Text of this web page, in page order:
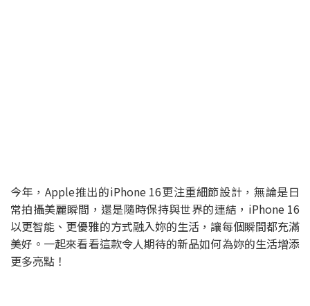
今年，Apple推出的iPhone 16更注重細節設計，無論是日
常拍攝美麗瞬間，還是隨時保持與世界的連結，iPhone 16
以更智能、更優雅的方式融入妳的生活，讓每個瞬間都充滿
美好。一起來看看這款令人期待的新品如何為妳的生活增添
更多亮點！